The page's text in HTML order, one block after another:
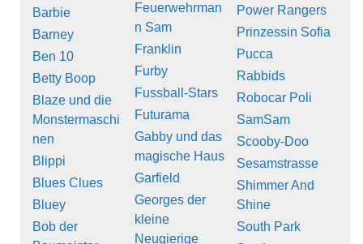
Barbie
Barney
Ben 10
Betty Boop
Blaze und die
Monstermaschi
nen
Blippi
Blues Clues
Bluey
Bob der
Feuerwehrman
n Sam
Franklin
Furby
Fussball-Stars
Futurama
Gabby und das
magische Haus
Garfield
Georges der
kleine
Neugierige
Power Rangers
Prinzessin Sofia
Pucca
Rabbids
Robocar Poli
SamSam
Scooby-Doo
Sesamstrasse
Shimmer And
Shine
South Park